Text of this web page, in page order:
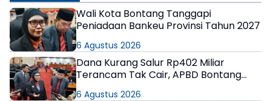
Wali Kota Bontang Tanggapi
Peniadaan Bankeu Provinsi Tahun 2027
6 Agustus 2026
Dana Kurang Salur Rp402 Miliar
Terancam Tak Cair, APBD Bontang
6 Agustus 2026